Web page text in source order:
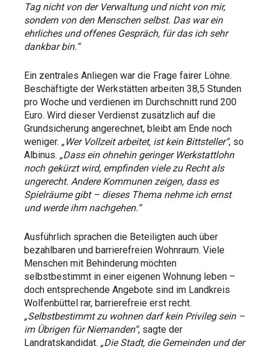
Tag nicht von der Verwaltung und nicht von mir,
sondern von den Menschen selbst. Das war ein
ehrliches und offenes Gespräch, für das ich sehr
dankbar bin.“
Ein zentrales Anliegen war die Frage fairer Löhne.
Beschäftigte der Werkstätten arbeiten 38,5 Stunden
pro Woche und verdienen im Durchschnitt rund 200
Euro. Wird dieser Verdienst zusätzlich auf die
Grundsicherung angerechnet, bleibt am Ende noch
weniger. „Wer Vollzeit arbeitet, ist kein Bittsteller“, so
Albinus. „Dass ein ohnehin geringer Werkstattlohn
noch gekürzt wird, empfinden viele zu Recht als
ungerecht. Andere Kommunen zeigen, dass es
Spielräume gibt – dieses Thema nehme ich ernst
und werde ihm nachgehen.“
Ausführlich sprachen die Beteiligten auch über
bezahlbaren und barrierefreien Wohnraum. Viele
Menschen mit Behinderung möchten
selbstbestimmt in einer eigenen Wohnung leben –
doch entsprechende Angebote sind im Landkreis
Wolfenbüttel rar, barrierefreie erst recht.
„Selbstbestimmt zu wohnen darf kein Privileg sein –
im Übrigen für Niemanden“, sagte der
Landratskandidat. „Die Stadt, die Gemeinden und der